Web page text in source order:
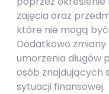
zajęcia oraz
które nie mogą
Dodatkowo zmiany
umorzenia długów
osób znajdujących
sytuacji finansowej.